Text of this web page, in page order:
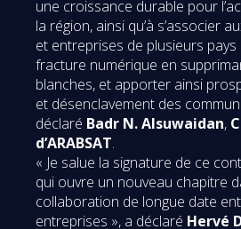
une croissance durable pour
la région, ainsi qu’à s’associer
et entreprises de plusieurs
fracture numérique en
blanches, et apporter ainsi
et désenclavement des
déclaré Badr N. Alsuwaidan,
d’ARABSAT.
« Je salue la signature de ce
qui ouvre un nouveau chapitre
collaboration de longue date
entreprises », a déclaré Hervé